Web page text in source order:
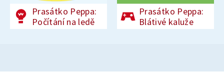
Prasátko Peppa:
Počítání na ledě
Prasátko Peppa:
Blátivé kaluže